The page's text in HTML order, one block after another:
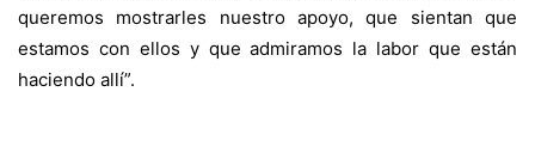
queremos mostrarles nuestro apoyo, que sientan que
estamos con ellos y que admiramos la labor que están
haciendo allí”.